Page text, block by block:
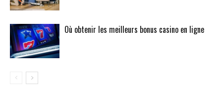
Où obtenir les meilleurs bonus casino en ligne